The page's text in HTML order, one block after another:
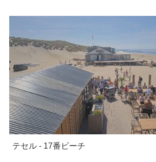
テセル - 17番ビーチ